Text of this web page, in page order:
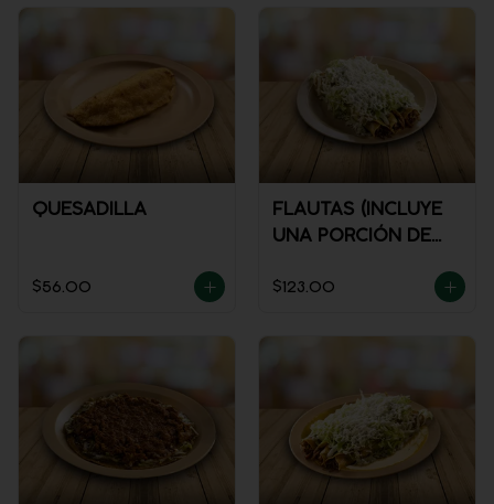
QUESADILLA
$56.00
FLAUTAS (INCLUYE
UNA PORCIÓN DE
$123.00